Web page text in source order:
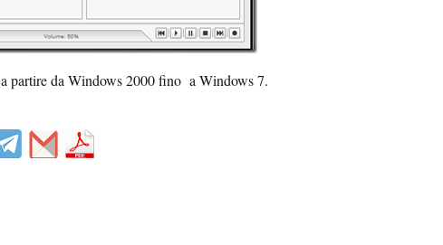
a partire da Windows 2000 fino a Windows 7.